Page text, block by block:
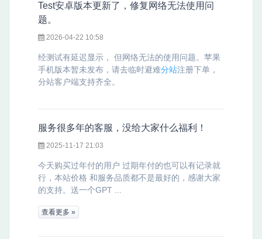
Test安卓版本更新了，修复网络无法使用问
题。
2026-04-22 10:58
经测试有延迟显示， 但网络无法的使用问题。苹果
手机版本暂未发布，请去临时避难分站注册下单，
分站客户端支持齐全。
服务很多年的客服，没给大家什么福利！
2025-11-17 21:03
今天购买过年付的用户 过期年付的也可以有记录就
行，本站价格 和服务品质都不是最好的，感谢大家
的支持。送一个GPT ...
查看更多 »